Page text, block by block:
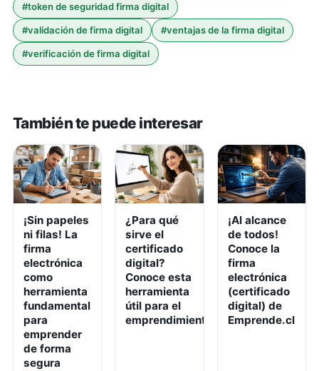
#token de seguridad firma digital
#validación de firma digital #ventajas de la firma digital
#verificación de firma digital
También te puede interesar
¡Sin papeles
ni filas! La
firma
electrónica
como
herramienta
fundamental
para
emprender
de forma
segura
¿Para qué
sirve el
certificado
digital?
Conoce esta
herramienta
útil para el
emprendimiento
¡Al alcance
de todos!
Conoce la
firma
electrónica
(certificado
digital) de
Emprende.cl